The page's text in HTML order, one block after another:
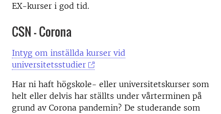
EX-kurser i god tid.
CSN – Corona
Intyg om inställda kurser vid
universitetsstudier
Har ni haft högskole- eller universitetskurser som
helt eller delvis har ställts under vårterminen på
grund av Corona pandemin? De studerande som